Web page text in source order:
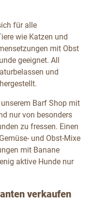
für alle
wie Katzen und
mit Obst
geeignet. All
und
Barf Shop mit
nur von besonders
zu fressen. Einen
und Obst-Mixe
mit Banane
aktive Hunde nur
verkaufen